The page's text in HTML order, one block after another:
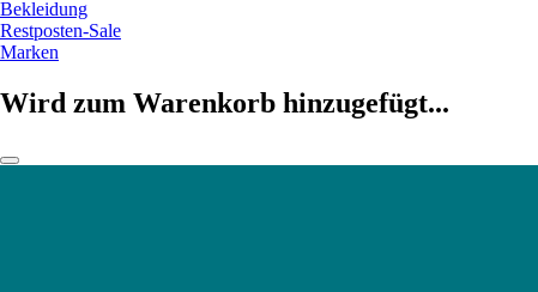
Bekleidung
Restposten-Sale
Marken
Wird zum Warenkorb hinzugefügt...